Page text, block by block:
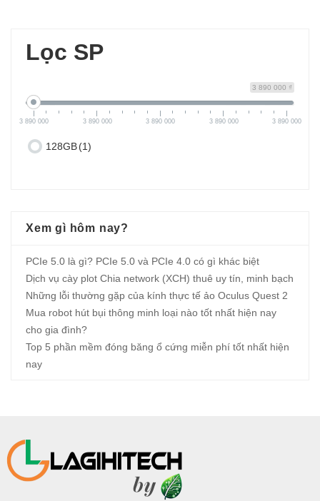
Lọc SP
3 890 000 ₫
3 890 000 3 890 000 3 890 000 3 890 000 3 890 000
128GB(1)
Xem gì hôm nay?
PCIe 5.0 là gì? PCIe 5.0 và PCIe 4.0 có gì khác biệt
Dịch vụ cày plot Chia network (XCH) thuê uy tín, minh bạch
Những lỗi thường gặp của kính thực tế ảo Oculus Quest 2
Mua robot hút bụi thông minh loại nào tốt nhất hiện nay
cho gia đình?
Top 5 phần mềm đóng băng ổ cứng miễn phí tốt nhất hiện
nay